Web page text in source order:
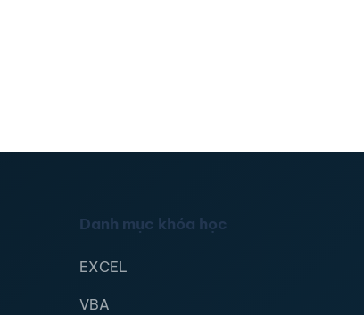
Danh mục khóa học
EXCEL
VBA